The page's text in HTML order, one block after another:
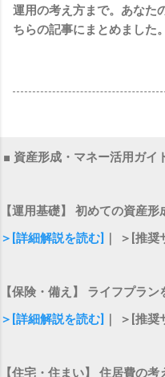
運用の考え方まで。あなた
ちらの記事にまとめました
■ 資産形成・マネー活用ガイ
【運用基礎】 初めての資産形
＞[詳細解説を読む]
｜ ＞[推
【保険・備え】 ライフプラ
＞[詳細解説を読む]
｜ ＞[推
【住宅・住まい】 住居費の